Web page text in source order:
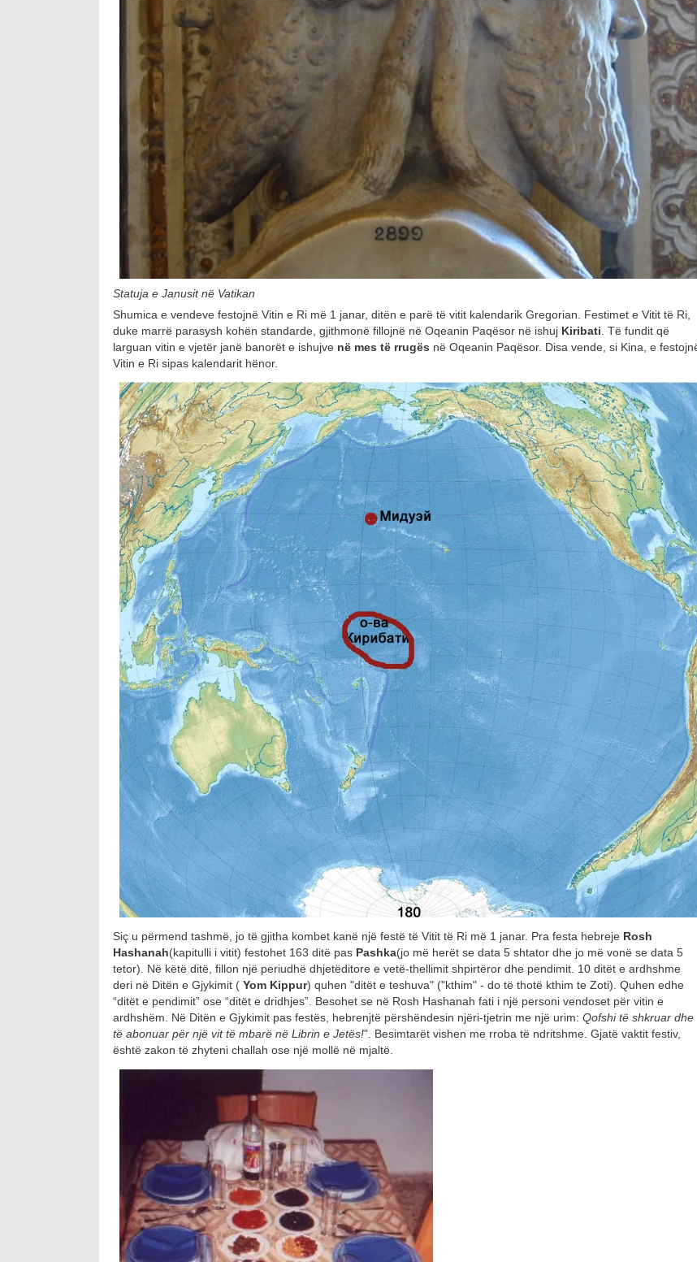
Statuja e Janusit në Vatikan
Shumica e vendeve festojnë Vitin e Ri më 1 janar, ditën e parë të vitit kalendarik Gregorian. Festimet e Vitit të Ri,
duke marrë parasysh kohën standarde, gjithmonë fillojnë në Oqeanin Paqësor në ishuj Kiribati . Të fundit që
larguan vitin e vjetër janë banorët e ishujve në mes të rrugës në Oqeanin Paqësor. Disa vende, si Kina, e
Vitin e Ri sipas kalendarit hënor.
Siç u përmend tashmë, jo të gjitha kombet kanë një festë të Vitit të Ri më 1 janar. Pra festa hebreje Rosh
Hashanah(kapitulli i vitit) festohet 163 ditë pas Pashka(jo më herët se data 5 shtator dhe jo më vonë se data 5
tetor). Në këtë ditë, fillon një periudhë dhjetëditore e vetë-thellimit shpirtëror dhe pendimit. 10 ditët e ardhshme
deri në Ditën e Gjykimit ( Yom Kippur) quhen "ditët e teshuva" ("kthim" - do të thotë kthim te Zoti). Quhen edhe
“ditët e pendimit” ose “ditët e dridhjes”. Besohet se në Rosh Hashanah fati i një personi vendoset për vitin e
ardhshëm. Në Ditën e Gjykimit pas festës, hebrenjtë përshëndesin njëri-tjetrin me një urim: Qofshi të shkruar dhe
të abonuar për një vit të mbarë në Librin e Jetës!". Besimtarët vishen me rroba të ndritshme. Gjatë vaktit festiv,
është zakon të zhyteni challah ose një mollë në mjaltë.